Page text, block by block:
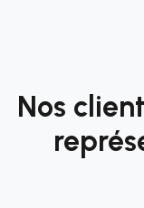
Nos